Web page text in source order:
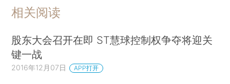
相关阅读
股东大会召开在即 ST慧球控制权争夺将迎关
键一战
2016年12月07日 APP打开